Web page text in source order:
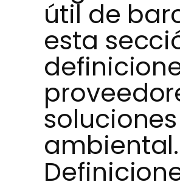
útil de
esta
ambiental.